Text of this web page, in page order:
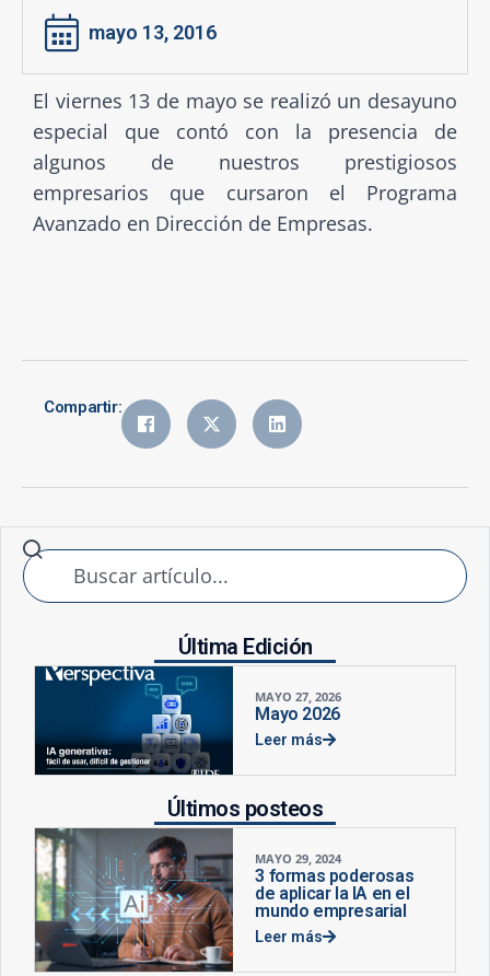
mayo 13, 2016
El viernes 13 de mayo se realizó un desayuno
especial que contó con la presencia de
algunos de nuestros prestigiosos
empresarios que cursaron el Programa
Avanzado en Dirección de Empresas.
Compartir:
Última Edición
MAYO 27, 2026
Mayo 2026
Leer más
Últimos posteos
MAYO 29, 2024
3 formas poderosas
de aplicar la IA en el
mundo empresarial
Leer más